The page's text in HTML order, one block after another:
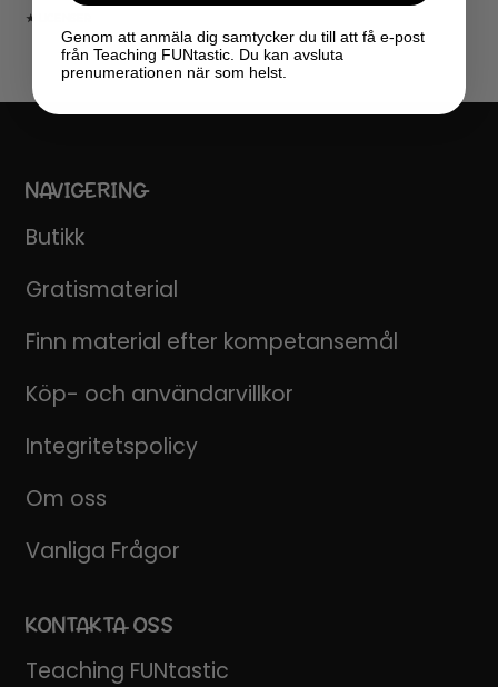
★ LICENSER
NAVIGERING
Butikk
Gratismaterial
Finn material efter kompetansemål
Köp- och användarvillkor
Integritetspolicy
Om oss
Vanliga Frågor
KONTAKTA OSS
Teaching FUNtastic
Genom att anmäla dig samtycker du till att få e-post
från Teaching FUNtastic. Du kan avsluta
prenumerationen när som helst.